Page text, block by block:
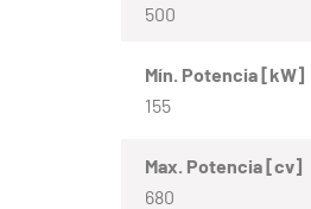
500
Mín. Potencia [kW]
155
Max. Potencia [cv]
680